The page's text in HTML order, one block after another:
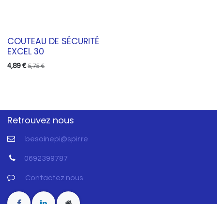
COUTEAU DE SÉCURITÉ
EXCEL 30
4,89€ 5,75€
Retrouvez nous
besoinepi@spir.re
0692399787
Contactez nous